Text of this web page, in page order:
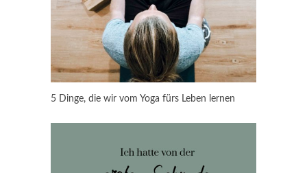
5 Dinge, die wir vom Yoga fürs Leben lernen